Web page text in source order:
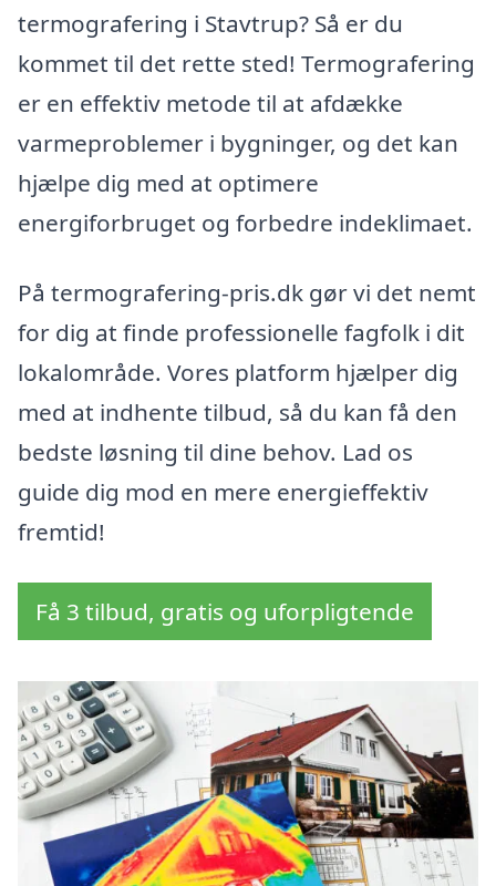
termografering i Stavtrup? Så er du
kommet til det rette sted! Termografering
er en effektiv metode til at afdække
varmeproblemer i bygninger, og det kan
hjælpe dig med at optimere
energiforbruget og forbedre indeklimaet.
På termografering-pris.dk gør vi det nemt
for dig at finde professionelle fagfolk i dit
lokalområde. Vores platform hjælper dig
med at indhente tilbud, så du kan få den
bedste løsning til dine behov. Lad os
guide dig mod en mere energieffektiv
fremtid!
Få 3 tilbud, gratis og uforpligtende